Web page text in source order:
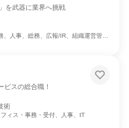
を武器に業界へ挑戦
組織運営管理・公務員・事務系職種、出版/メディア/芸能/エンタメ専門職、商品企画
スの総合職！
術
ィス・事務・受付、人事、IT